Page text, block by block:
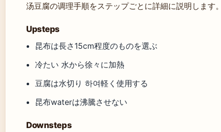
汤豆腐の调理手順をステップごとに詳細に説明します
Upsteps
昆布は長さ15cm程度のものを選ぶ
冷たい 水から徐々に加熱
豆腐は水切り 하여軽く使用する
昆布waterは沸騰させない
Downsteps